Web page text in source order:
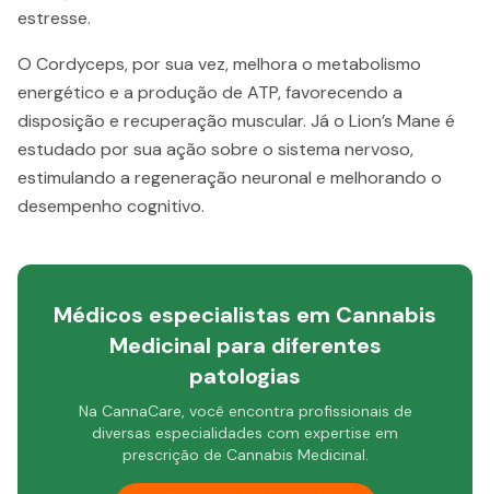
estresse.
O Cordyceps, por sua vez, melhora o metabolismo
energético e a produção de ATP, favorecendo a
disposição e recuperação muscular. Já o Lion’s Mane é
estudado por sua ação sobre o sistema nervoso,
estimulando a regeneração neuronal e melhorando o
desempenho cognitivo.
Médicos especialistas em Cannabis
Medicinal para diferentes
patologias
Na CannaCare, você encontra profissionais de
diversas especialidades com expertise em
prescrição de Cannabis Medicinal.